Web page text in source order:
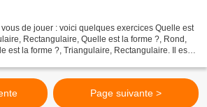
de jouer : voici quelques exercices Quelle est
Rectangulaire, Quelle est la forme ?, Rond,
est la forme ?, Triangulaire, Rectangulaire. Il est
Page suivante >